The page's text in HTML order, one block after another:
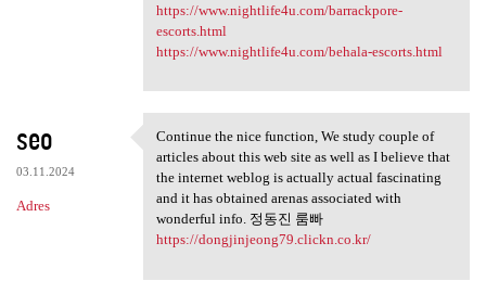
https://www.nightlife4u.com/barrackpore-
escorts.html
https://www.nightlife4u.com/behala-escorts.html
seo
03.11.2024
Adres
Continue the nice function,
Continue the nice function, We study couple of
articles about this web site as well as I believe that
the internet weblog is actually actual fascinating
and it has obtained arenas associated with
wonderful info. 정동진 룸빠
https://dongjinjeong79.clickn.co.kr/